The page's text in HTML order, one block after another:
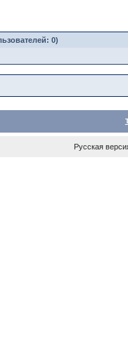
0)
Русская